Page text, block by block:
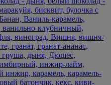
бисквит, булочка с
Ваниль-карамель,
ванильно-клубничный,
виноград, Вишня, вишня-
гранат, гранат-ананас,
груша, дыня, Дюшес,
имбирный, инжир-лайм,
инжир, карамель, карамель-
батончик, кекс, киви-